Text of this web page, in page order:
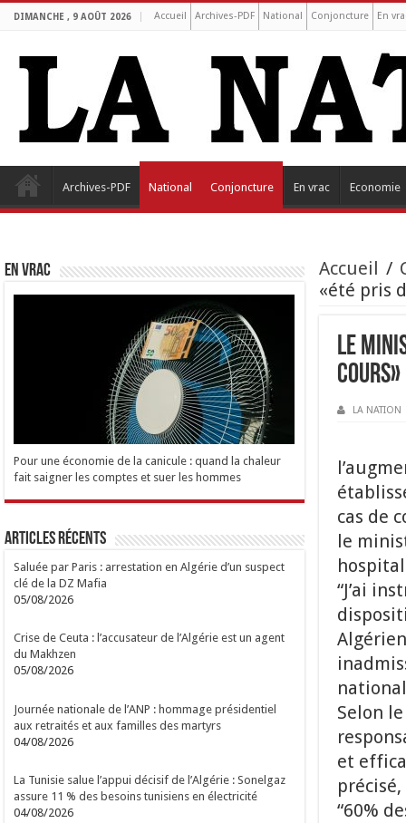
DIMANCHE , 9 AOÛT 2026 Accueil Archives-PDF National Conjoncture En
Archives-PDF National Conjoncture En vrac Economie
Accueil /
«été pris
Le
cours»
LA NATION
cas de
le
“J’ai
Selon
et
“60%
EN VRAC
Pour une économie de la canicule : quand la chaleur
fait saigner les comptes et suer les hommes
Articles Récents
Saluée par Paris : arrestation en Algérie d’un suspect
clé de la DZ Mafia
05/08/2026
Crise de Ceuta : l’accusateur de l’Algérie est un agent
du Makhzen
05/08/2026
Journée nationale de l’ANP : hommage présidentiel
aux retraités et aux familles des martyrs
04/08/2026
La Tunisie salue l’appui décisif de l’Algérie : Sonelgaz
assure 11 % des besoins tunisiens en électricité
04/08/2026